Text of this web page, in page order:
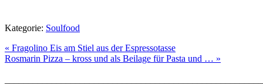
Kategorie: Soulfood
« Fragolino Eis am Stiel aus der Espressotasse
Rosmarin Pizza – kross und als Beilage für Pasta und … »